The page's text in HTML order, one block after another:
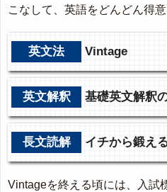
こなして、英語をどんどん得
英文法 Vintage
英文解釈 基礎英文解釈
長文読解 イチから鍛え
Vintageを終える頃には、入試